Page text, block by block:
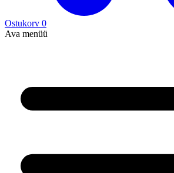
Ostukorv 0
Ava menüü